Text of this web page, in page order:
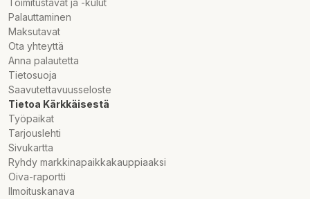
Toimitustavat ja -kulut
Palauttaminen
Maksutavat
Ota yhteyttä
Anna palautetta
Tietosuoja
Saavutettavuusseloste
Tietoa Kärkkäisestä
Työpaikat
Tarjouslehti
Sivukartta
Ryhdy markkinapaikkakauppiaaksi
Oiva-raportti
Ilmoituskanava